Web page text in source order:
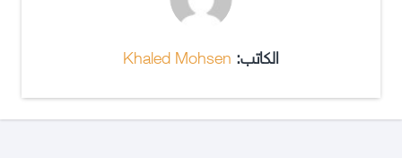
الكاتب: Khaled Mohsen